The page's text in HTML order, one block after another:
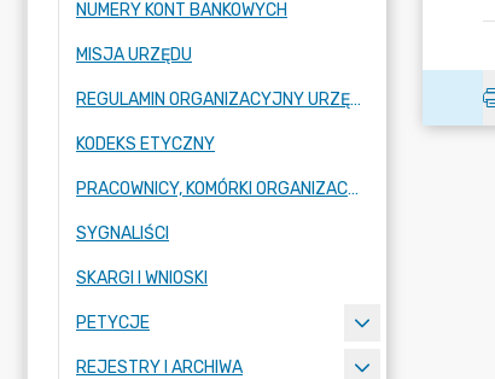
NUMERY KONT BANKOWYCH
MISJA URZĘDU
REGULAMIN ORGANIZACYJNY URZĘDU
KODEKS ETYCZNY
PRACOWNICY, KOMÓRKI ORGANIZACYJNE URZĘDU
SYGNALIŚCI
SKARGI I WNIOSKI
PETYCJE
REJESTRY I ARCHIWA